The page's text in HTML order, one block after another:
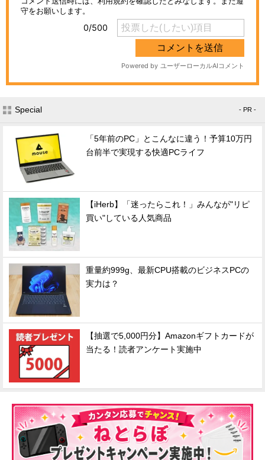
Special - PR -
「5年前のPC」とこんなに違う！予算10万円
台前半で実現する快適PCライフ
【iHerb】「迷ったらこれ！」みんなが"リピ
買い"している人気商品
重量約999g、最新CPU搭載のビジネスPCの
実力は？
【抽選で5,000円分】Amazonギフトカードが
当たる！読者アンケート実施中